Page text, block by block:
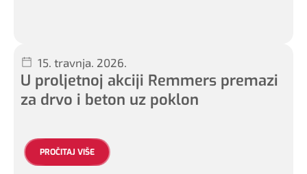
15. travnja. 2026.
U proljetnoj akciji Remmers premazi
za drvo i beton uz poklon
PROČITAJ VIŠE